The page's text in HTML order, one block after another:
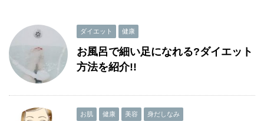
ダイエット 健康
お風呂で細い足になれる?ダイエット
方法を紹介!!
お肌 健康 美容 身だしなみ